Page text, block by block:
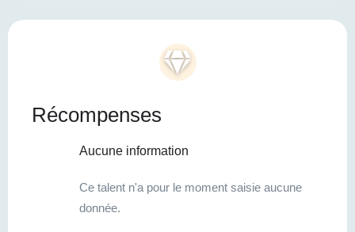
Récompenses
Aucune information
Ce talent n'a pour le moment saisie aucune
donnée.